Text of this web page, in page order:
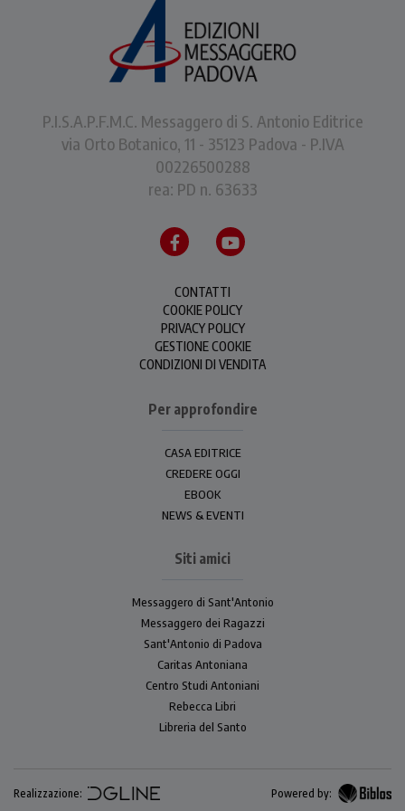
P.I.S.A.P.F.M.C. Messaggero di S. Antonio Editrice
via Orto Botanico, 11 - 35123 Padova - P.IVA
00226500288
rea: PD n. 63633
CONTATTI
COOKIE POLICY
PRIVACY POLICY
GESTIONE COOKIE
CONDIZIONI DI VENDITA
Per approfondire
CASA EDITRICE
CREDERE OGGI
EBOOK
NEWS & EVENTI
Siti amici
Messaggero di Sant'Antonio
Messaggero dei Ragazzi
Sant'Antonio di Padova
Caritas Antoniana
Centro Studi Antoniani
Rebecca Libri
Libreria del Santo
Realizzazione: Powered by: